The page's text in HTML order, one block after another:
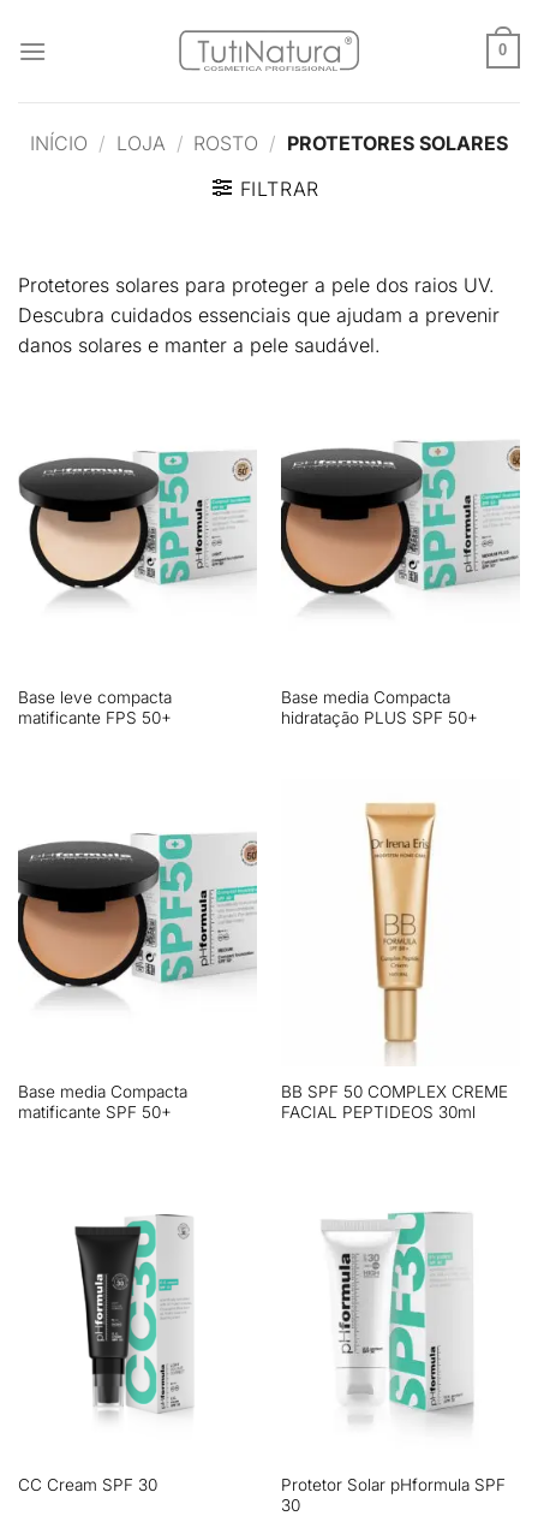
0
INÍCIO / LOJA / ROSTO / PROTETORES SOLARES
FILTRAR
Protetores solares para proteger a pele dos raios UV.
Descubra cuidados essenciais que ajudam a prevenir
danos solares e manter a pele saudável.
Base leve compacta
matificante FPS 50+
Base media Compacta
hidratação PLUS SPF 50+
Base media Compacta
matificante SPF 50+
BB SPF 50 COMPLEX CREME
FACIAL PEPTIDEOS 30ml
CC Cream SPF 30
Protetor Solar pHformula SPF
30